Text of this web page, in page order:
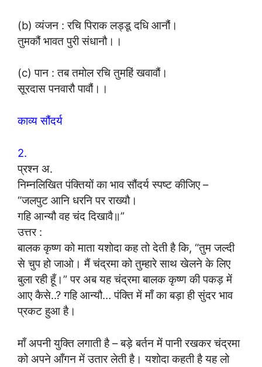
(b) व्यंजन : रचि पिराक लड्डू दधि आनौं।
तुमकौं भावत पुरी संधानौ।।
(c) पान : तब तमोल रचि तुमहिं खवावौं।
सूरदास पनवारौ पावौं।।
काव्य सौंदर्य
2.
प्रश्न अ.
निम्नलिखित पंक्तियों का भाव सौंदर्य स्पष्ट कीजिए –
“जलपुट आनि धरनि पर राख्यौ।
गहि आन्यौ वह चंद दिखावै॥”
उत्तर :
बालक कृष्ण को माता यशोदा कह तो देती है कि, “तुम जल्दी
से चुप हो जाओ। मैं चंद्रमा को तुम्हारे साथ खेलने के लिए
बुला रही हूँ।” पर अब यह चंद्रमा बालक कृष्ण की पकड़ में
आए कैसे..? गहि आन्यौ… पंक्ति में माँ का बड़ा ही सुंदर भाव
प्रकट हुआ है।
माँ अपनी युक्ति लगाती है – बड़े बर्तन में पानी रखकर चंद्रमा
को अपने आँगन में उतार लेती है। यशोदा कहती है यह लो